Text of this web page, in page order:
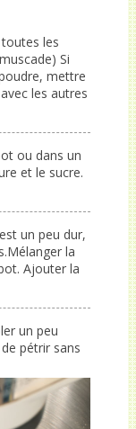
les
Si
mettre
les autres
ou dans un
et le sucre.
un peu dur,
la
Ajouter la
un peu
pétrir sans